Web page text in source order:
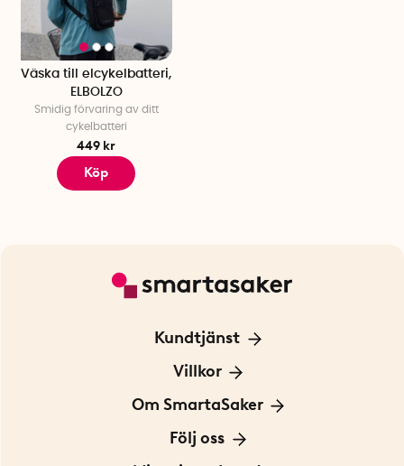
Väska till elcykelbatteri,
ELBOLZO
Smidig förvaring av ditt
cykelbatteri
449 kr
Köp
Kundtjänst
Kontakta oss
För Företag
Villkor
Frakt och leverans
Personuppgiftspolicy
Om SmartaSaker
Om oss
Följ oss